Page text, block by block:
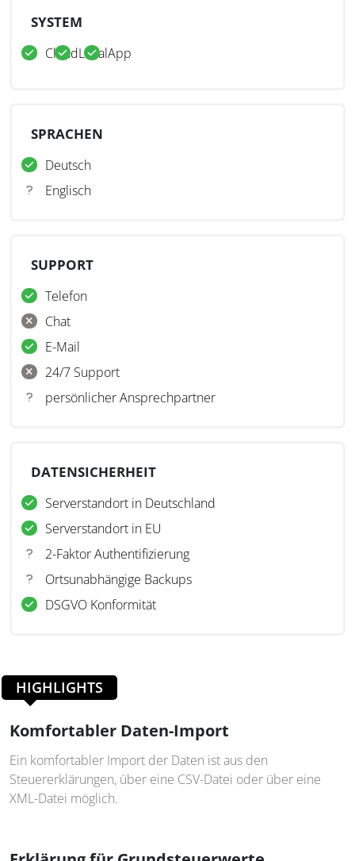
SYSTEM
CloudLokalApp
SPRACHEN
Deutsch
Englisch
SUPPORT
Telefon
Chat
E-Mail
24/7 Support
persönlicher Ansprechpartner
DATENSICHERHEIT
Serverstandort in Deutschland
Serverstandort in EU
2-Faktor Authentifizierung
Ortsunabhängige Backups
DSGVO Konformität
HIGHLIGHTS
Komfortabler Daten-Import
Ein komfortabler Import der Daten ist aus den
Steuererklärungen, über eine CSV-Datei oder über eine
XML-Datei möglich.